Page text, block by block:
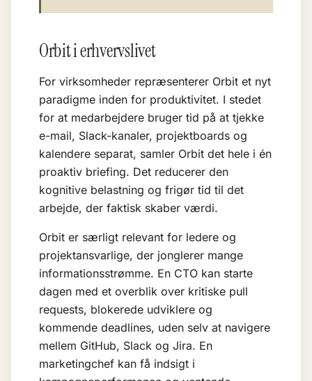
Orbit i erhvervslivet
For virksomheder repræsenterer Orbit et nyt
paradigme inden for produktivitet. I stedet
for at medarbejdere bruger tid på at tjekke
e-mail, Slack-kanaler, projektboards og
kalendere separat, samler Orbit det hele i én
proaktiv briefing. Det reducerer den
kognitive belastning og frigør tid til det
arbejde, der faktisk skaber værdi.
Orbit er særligt relevant for ledere og
projektansvarlige, der jonglerer mange
informationsstrømme. En CTO kan starte
dagen med et overblik over kritiske pull
requests, blokerede udviklere og
kommende deadlines, uden selv at navigere
mellem GitHub, Slack og Jira. En
marketingchef kan få indsigt i